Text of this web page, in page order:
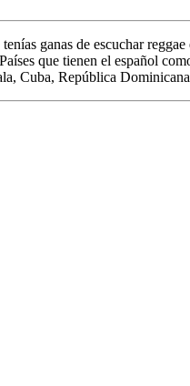
ganas de escucharreggae
que tienen el español
Cuba, República